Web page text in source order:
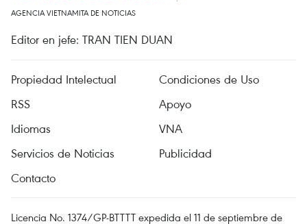
AGENCIA VIETNAMITA DE NOTICIAS
Editor en jefe: TRAN TIEN DUAN
Propiedad Intelectual
Condiciones de Uso
RSS
Apoyo
Idiomas
VNA
Servicios de Noticias
Publicidad
Contacto
Licencia No. 1374/GP-BTTTT expedida el 11 de septiembre de